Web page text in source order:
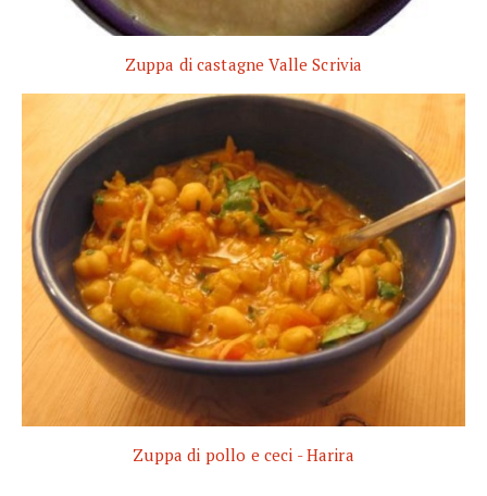
Zuppa di castagne Valle Scrivia
Zuppa di pollo e ceci - Harira